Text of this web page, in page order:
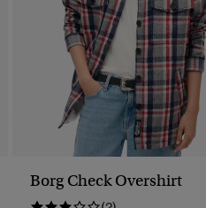
Borg Check Overshirt